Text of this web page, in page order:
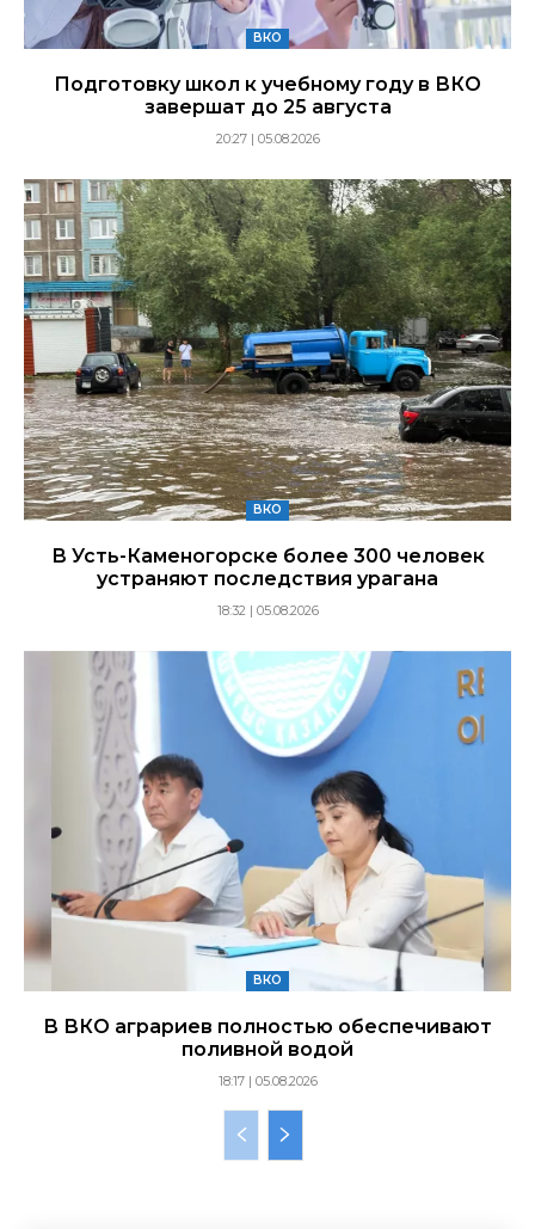
ВКО
Подготовку школ к учебному году в ВКО
завершат до 25 августа
20:27 | 05.08.2026
ВКО
В Усть-Каменогорске более 300 человек
устраняют последствия урагана
18:32 | 05.08.2026
ВКО
В ВКО аграриев полностью обеспечивают
поливной водой
18:17 | 05.08.2026